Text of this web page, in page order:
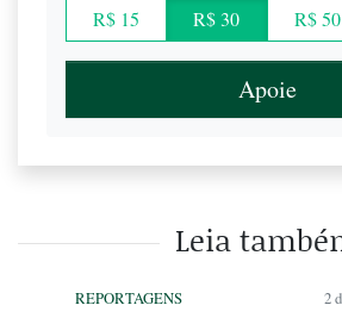
R$ 15 R$ 30 R$ 50
Apoie
Leia
REPORTAGENS 2